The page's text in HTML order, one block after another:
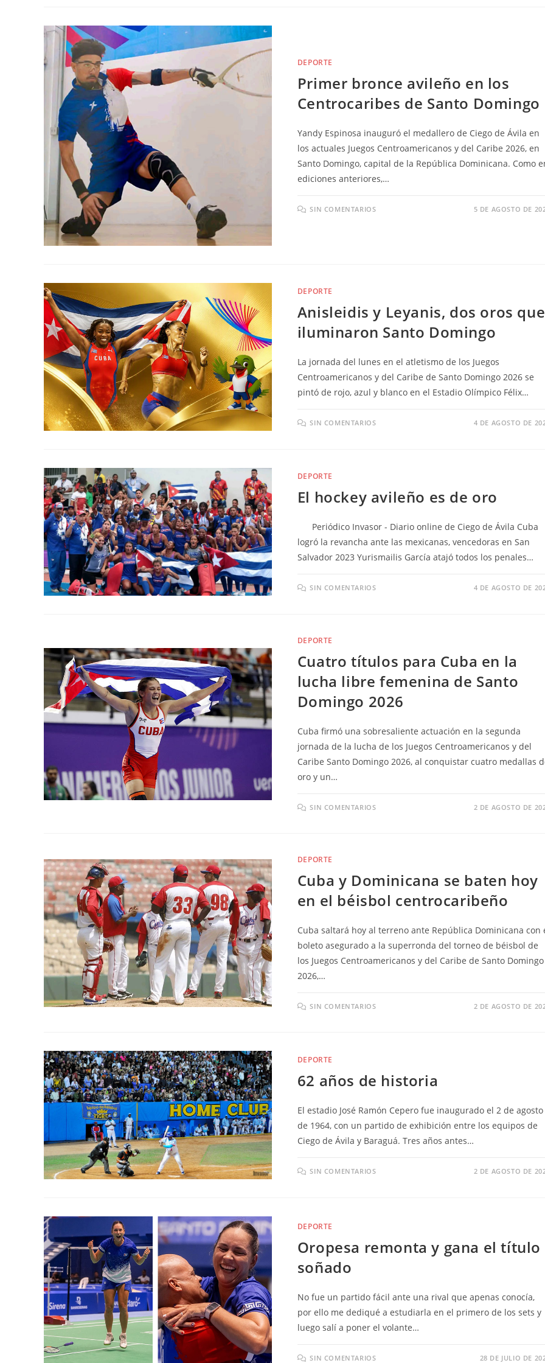
DEPORTE
Primer bronce avileño en los
Centrocaribes de Santo Domingo
Yandy Espinosa inauguró el medallero de Ciego de Ávila en
los actuales Juegos Centroamericanos y del Caribe 2026, en
Santo Domingo, capital de la República Dominicana. Como
ediciones anteriores,…
SIN COMENTARIOS 5 DE AGOSTO DE
DEPORTE
Anisleidis y Leyanis, dos oros que
iluminaron Santo Domingo
La jornada del lunes en el atletismo de los Juegos
Centroamericanos y del Caribe de Santo Domingo 2026 se
pintó de rojo, azul y blanco en el Estadio Olímpico Félix…
SIN COMENTARIOS 4 DE AGOSTO DE
DEPORTE
El hockey avileño es de oro
Periódico Invasor - Diario online de Ciego de Ávila Cuba
logró la revancha ante las mexicanas, vencedoras en San
Salvador 2023 Yurismailis García atajó todos los penales…
SIN COMENTARIOS 4 DE AGOSTO DE
DEPORTE
Cuatro títulos para Cuba en la
lucha libre femenina de Santo
Domingo 2026
Cuba firmó una sobresaliente actuación en la segunda
jornada de la lucha de los Juegos Centroamericanos y del
Caribe Santo Domingo 2026, al conquistar cuatro medallas
oro y un…
SIN COMENTARIOS 2 DE AGOSTO DE
DEPORTE
Cuba y Dominicana se baten hoy
en el béisbol centrocaribeño
Cuba saltará hoy al terreno ante República Dominicana con
boleto asegurado a la superronda del torneo de béisbol de
los Juegos Centroamericanos y del Caribe de Santo Domingo
2026,…
SIN COMENTARIOS 2 DE AGOSTO DE
DEPORTE
62 años de historia
El estadio José Ramón Cepero fue inaugurado el 2 de agosto
de 1964, con un partido de exhibición entre los equipos de
Ciego de Ávila y Baraguá. Tres años antes…
SIN COMENTARIOS 2 DE AGOSTO DE
DEPORTE
Oropesa remonta y gana el título
soñado
No fue un partido fácil ante una rival que apenas conocía,
por ello me dediqué a estudiarla en el primero de los sets y
luego salí a poner el volante…
SIN COMENTARIOS 28 DE JULIO DE